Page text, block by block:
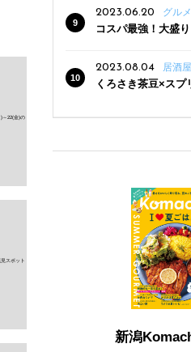
2023.06.20
グルメ
コスパ最強！大盛
2023.08.04
居酒
くろさき茶豆×スプ
新潟